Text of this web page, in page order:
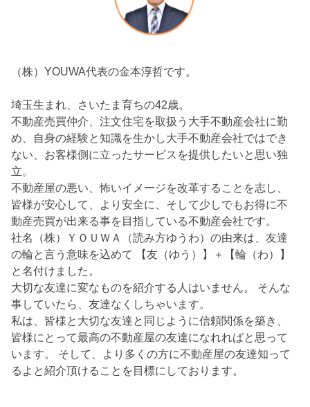
（株）YOUWA代表の金本淳哲です。
埼玉生まれ、さいたま育ちの42歳。
不動産売買仲介、注文住宅を取扱う大手不動産会社に勤
め、自身の経験と知識を生かし大手不動産会社ではでき
ない、お客様側に立ったサービスを提供したいと思い独
立。
不動産屋の悪い、怖いイメージを改革することを志し、
皆様が安心して、より安全に、そして少しでもお得に不
動産売買が出来る事を目指している不動産会社です。
社名（株）ＹＯＵＷＡ（読み方ゆうわ）の由来は、友達
の輪と言う意味を込めて 【友（ゆう）】＋【輪（わ）】
と名付けました。
大切な友達に変なものを紹介する人はいません。 そんな
事していたら、友達なくしちゃいます。
私は、皆様と大切な友達と同じように信頼関係を築き、
皆様にとって最高の不動産屋の友達になれればと思って
います。 そして、より多くの方に不動産屋の友達知って
るよと紹介頂けることを目標にしております。